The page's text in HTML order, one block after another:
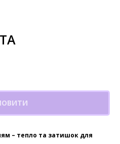
– тепло та затишок для